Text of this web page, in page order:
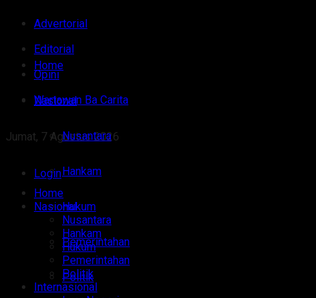
Advertorial
Editorial
Opini
Wartawan Ba Carita
Jumat, 7 Agustus 2026
Login
Home
Nasional
Nusantara
Hankam
Hukum
Pemerintahan
Politik
Home
Nasional
Nusantara
Hankam
Hukum
Pemerintahan
Politik
Internasional